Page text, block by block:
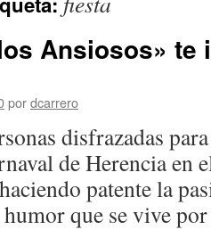
Ansiosos» te
pordcarrero
disfrazadas
de Herencia
patente la
que se vive